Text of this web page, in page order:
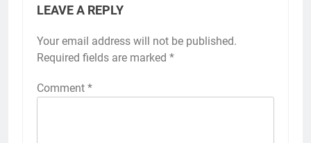
LEAVE A REPLY
Your email address will not be published.
Required fields are marked *
Comment *